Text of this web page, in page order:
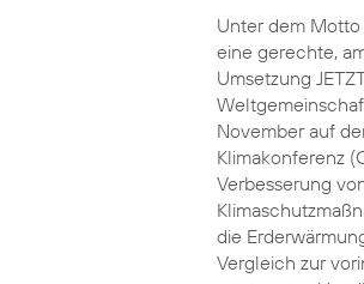
Unter dem
eine gerechte,
Umsetzung
November auf
Klimakonferenz
Verbesserung
die
Vergleich zur